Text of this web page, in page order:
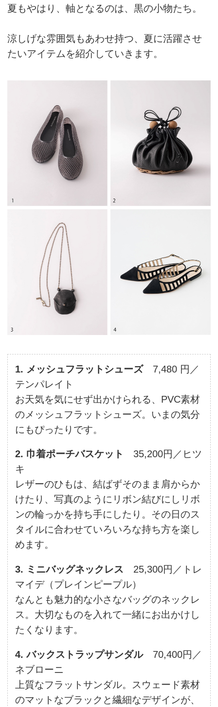
夏もやはり、軸となるのは、黒の小物たち。
涼しげな雰囲気もあわせ持つ、夏に活躍させ
たいアイテムを紹介していきます。
1. メッシュフラットシューズ7,480 円／
テンパレイト
お天気を気にせず出かけられる、PVC素材
のメッシュフラットシューズ。いまの気分
にもぴったりです。
2. 巾着ポーチバスケット
35,200円／ヒツ
キ
レザーのひもは、結ばずそのまま肩からか
けたり、写真のようにリボン結びにしリボ
ンの輪っかを持ち手にしたり。その日のス
タイルに合わせていろいろな持ち方を楽し
めます。
3. ミニバッグネックレス 25,300円／トレ
マイデ（プレインピープル）
なんとも魅力的な小さなバッグのネックレ
ス。大切なものを入れて一緒にお出かけし
たくなります。
4. バックストラップサンダル70,400円／
ネブローニ
上質なフラットサンダル。スウェード素材
のマットなブラックと繊細なデザインが、